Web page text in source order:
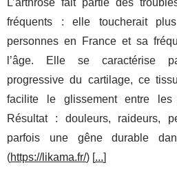
L’arthrose fait partie des
fréquents : elle toucherait
personnes en France et sa
l’âge. Elle se caractérise
progressive du cartilage, ce
facilite le glissement entre les
Résultat : douleurs, raideurs,
parfois une gêne durable
(https://likama.fr/) [...]